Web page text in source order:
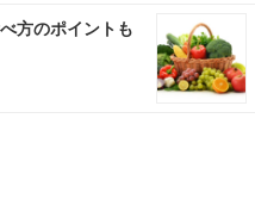
方のポイントも